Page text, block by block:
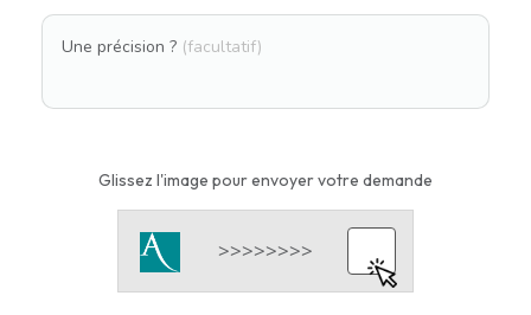
Une précision ? (facultatif)
Glissez l'image pour envoyer votre demande